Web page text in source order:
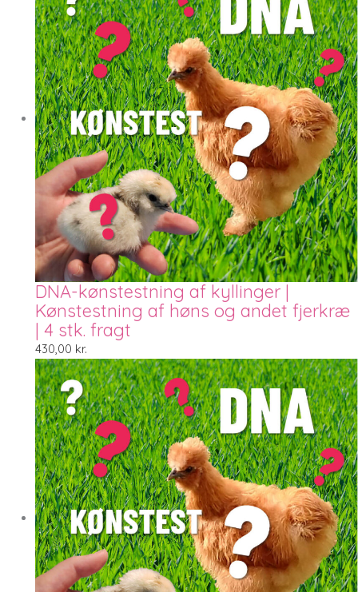
DNA-kønstestning af kyllinger |
Kønstestning af høns og andet fjerkræ
| 4 stk. fragt
430,00 kr.